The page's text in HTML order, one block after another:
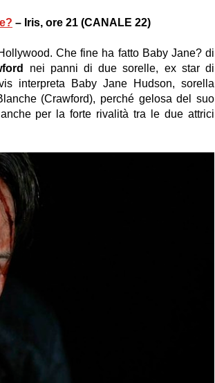
– Iris, ore 21 (CANALE 22)
Che fine ha fatto Baby Jane? di
nei panni di due sorelle, ex star di
interpreta Baby Jane Hudson, sorella
(Crawford), perché gelosa del suo
per la forte rivalità tra le due attrici